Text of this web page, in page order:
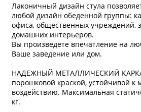
Лаконичный дизайн стула
любой дизайн обеденной группы:
офиса, общественных учреждений,
домашних интерьеров.
Вы произведете впечатление на
Ваше заведение или дом.
НАДЕЖНЫЙ МЕТАЛЛИЧЕСКИЙ
порошковой краской, устойчивой к
воздействию. Максимальная
кг.